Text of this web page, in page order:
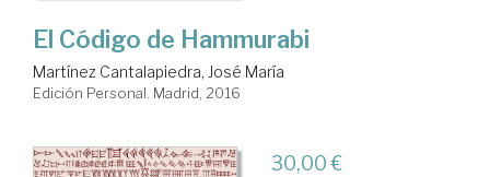
El Código de Hammurabi
Martínez Cantalapiedra, José María
Edición Personal. Madrid, 2016
30,00 €